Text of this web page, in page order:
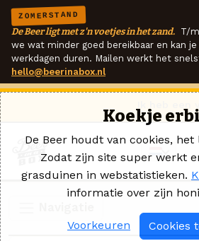
ZOMERSTAND
De Beer ligt met z'n voetjes in het zand. T/
we wat minder goed bereikbaar en kan
werkdagen duren. Mailen werkt het
hello@beerinabox.nl
Koekje
De Beer houdt van cookies,
Zodat zijn site super werkt
grasduinen in webstatistieken.
informatie over zijn
Voorkeuren Cookies